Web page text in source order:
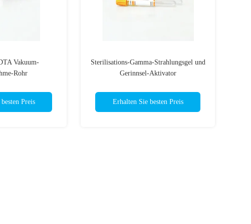
Vakuum-
Rohr
Preis
Sterilisations-Gamma-Strahlungsgel und
Gerinnsel-Aktivator
Erhalten Sie besten Preis